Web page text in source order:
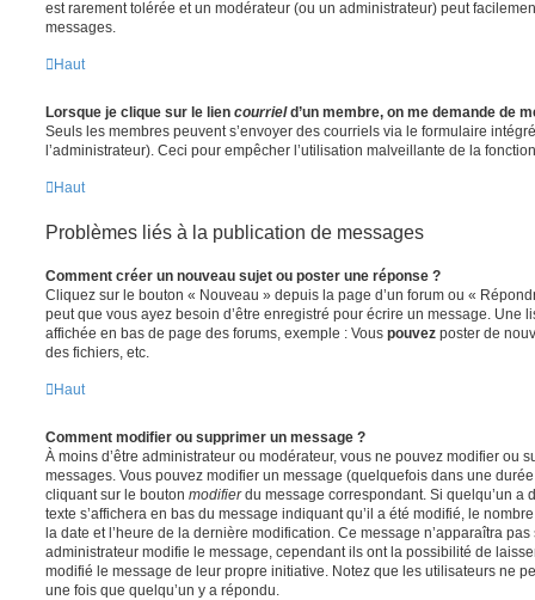
est rarement tolérée et un modérateur (ou un administrateur) peut
messages.
Haut
Lorsque je clique sur le lien courrield’un membre, on me demande de
Seuls les membres peuvent s’envoyer des courriels via le formulaire
l’administrateur). Ceci pour empêcher l’utilisation malveillante de la
Haut
Problèmes liés à la publication de messages
Comment créer un nouveau sujet ou poster une réponse ?
Cliquez sur le bouton « Nouveau » depuis la page d’un forum ou «
peut que vous ayez besoin d’être enregistré pour écrire un message. Une
affichée en bas de page des forums, exemple : Vous pouvez poster de
des fichiers, etc.
Haut
Comment modifier ou supprimer un message ?
À moins d’être administrateur ou modérateur, vous ne pouvez modifier ou
messages. Vous pouvez modifier un message (quelquefois dans une
cliquant sur le bouton modifierdu message correspondant. Si quelqu’un a
texte s’affichera en bas du message indiquant qu’il a été modifié, le
la date et l’heure de la dernière modification. Ce message n’apparaîtra
administrateur modifie le message, cependant ils ont la possibilité de
modifié le message de leur propre initiative. Notez que les utilisateurs ne
une fois que quelqu’un y a répondu.